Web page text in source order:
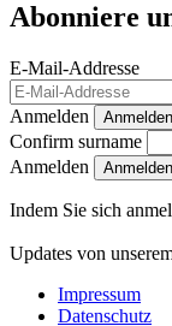
Abonniere
E-Mail-Addresse
Anmelden Anmelden
Confirm surname
Anmelden
Indem Sie sich
Updates von
Impressum
Datenschutz